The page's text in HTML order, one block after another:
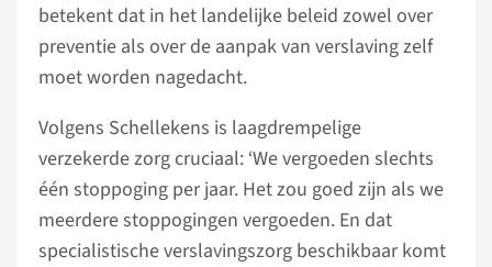
betekent dat in het landelijke beleid zowel over
preventie als over de aanpak van verslaving zelf
moet worden nagedacht.
Volgens Schellekens is laagdrempelige
verzekerde zorg cruciaal: ‘We vergoeden slechts
één stoppoging per jaar. Het zou goed zijn als we
meerdere stoppogingen vergoeden. En dat
specialistische verslavingszorg beschikbaar komt